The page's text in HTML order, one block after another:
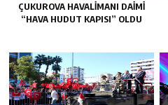
ÇUKUROVA HAVALİMANI DAİMİ
“HAVA HUDUT KAPISI” OLDU